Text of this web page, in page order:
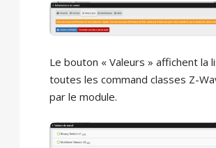
Le bouton « Valeurs » affichent la
toutes les command classes Z-
par le module.